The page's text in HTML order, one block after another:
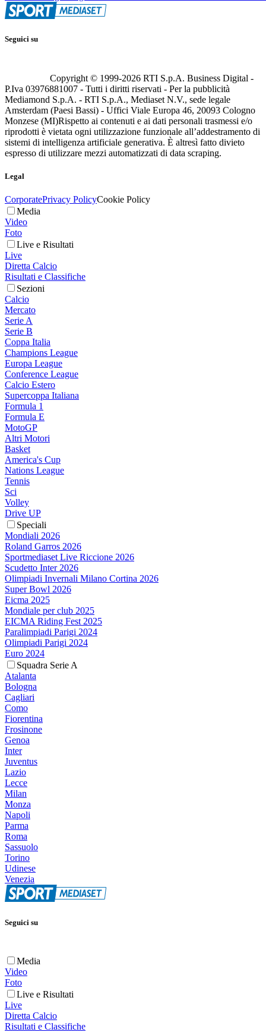
Seguici su
Copyright © 1999-2026 RTI S.p.A. Business Digital -
P.Iva 03976881007 - Tutti i diritti riservati - Per la pubblicità
Mediamond S.p.A. - RTI S.p.A., Mediaset N.V., sede legale
Amsterdam (Paesi Bassi) - Uffici Viale Europa 46, 20093 Cologno
Monzese (MI)Rispetto ai contenuti e ai dati personali trasmessi e/o
riprodotti è vietata ogni utilizzazione funzionale all’addestramento di
sistemi di intelligenza artificiale generativa. È altresì fatto divieto
espresso di utilizzare mezzi automatizzati di data scraping.
Legal
CorporatePrivacy PolicyCookie Policy
Media
Video
Foto
Live e Risultati
Live
Diretta Calcio
Risultati e Classifiche
Sezioni
Calcio
Mercato
Serie A
Serie B
Coppa Italia
Champions League
Europa League
Conference League
Calcio Estero
Supercoppa Italiana
Formula 1
Formula E
MotoGP
Altri Motori
Basket
America's Cup
Nations League
Tennis
Sci
Volley
Drive UP
Speciali
Mondiali 2026
Roland Garros 2026
Sportmediaset Live Riccione 2026
Scudetto Inter 2026
Olimpiadi Invernali Milano Cortina 2026
Super Bowl 2026
Eicma 2025
Mondiale per club 2025
EICMA Riding Fest 2025
Paralimpiadi Parigi 2024
Olimpiadi Parigi 2024
Euro 2024
Squadra Serie A
Atalanta
Bologna
Cagliari
Como
Fiorentina
Frosinone
Genoa
Inter
Juventus
Lazio
Lecce
Milan
Monza
Napoli
Parma
Roma
Sassuolo
Torino
Udinese
Venezia
Seguici su
Media
Video
Foto
Live e Risultati
Live
Diretta Calcio
Risultati e Classifiche